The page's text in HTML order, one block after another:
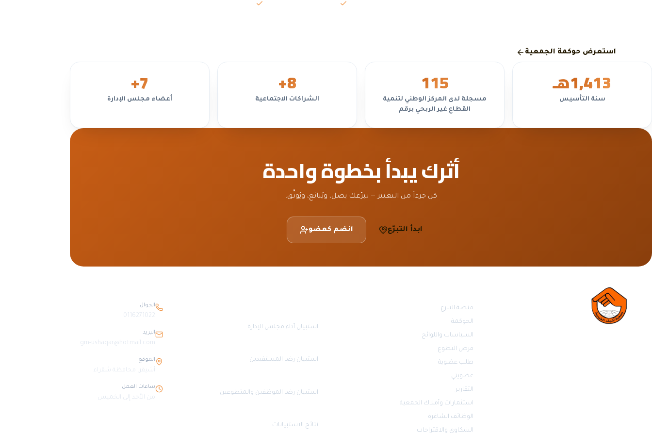
استعرض حوكمة الجمعية
1,413هـ
سنة التأسيس
115
مسجلة لدى المركز الوطني لتنمية
القطاع غير الربحي برقم
8
+
الشراكات الاجتماعية
7
+
أعضاء مجلس الإدارة
أثرك يبدأ بخطوة واحدة
كن جزءاً من التغيير — تبرّعك يصل، ويُتابَع، ويُوثَّق.
ابدأ التبرّع انضم كعضو
منصة التبرع
الحوكمة
السياسات واللوائح
فرص التطوع
طلب عضوية
عضويتي
التقارير
استثمارات وأملاك الجمعية
الوظائف الشاغرة
الشكاوى والاقتراحات
استبيان أداء مجلس الإدارة
استبيان رضا المستفيدين
استبيان رضا الموظفين والمتطوعين
نتائج الاستبيانات
الجوال
0116271022
البريد
gm-ushaqar@hotmail.com
الموقع
أشيقر، محافظة شقراء
ساعات العمل
من الأحد إلى الخميس